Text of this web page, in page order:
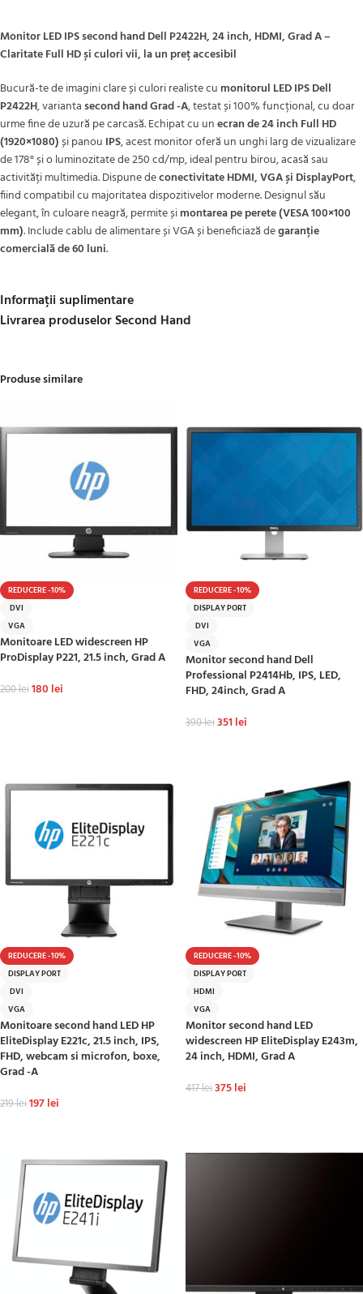
Monitor LED IPS second hand Dell P2422H, 24 inch, HDMI, Grad A –
Claritate Full HD și culori vii, la un preț accesibil
Bucură-te de imagini clare și culori realiste cu monitorul LED IPS Dell
P2422H, variantasecond hand Grad -A, testat și 100% funcțional, cu doar
urme fine de uzură pe carcasă. Echipat cu unecran de 24 inch Full HD
(1920×1080)și panou IPS, acest monitor oferă un unghi larg de vizualizare
de 178° și o luminozitate de 250 cd/mp, ideal pentru birou, acasă sau
activități multimedia. Dispune deconectivitate HDMI, VGA și DisplayPort,
fiind compatibil cu majoritatea dispozitivelor moderne. Designul său
elegant, în culoare neagră, permite șimontarea pe perete (VESA 100×100
mm). Include cablu de alimentare și VGA și beneficiază degaranție
comercială de 60 luni.
Informații suplimentare
Livrarea produselor Second Hand
Produse similare
REDUCERE -10%
DVI
VGA
Monitoare LED widescreen HP
ProDisplay P221, 21.5 inch, Grad A
200lei180 lei
REDUCERE -10%
DISPLAY PORT
DVI
VGA
Monitor second hand Dell
Professional P2414Hb, IPS, LED,
FHD, 24inch, Grad A
390lei351 lei
REDUCERE -10%
DISPLAY PORT
DVI
VGA
Monitoare second hand LED HP
EliteDisplay E221c, 21.5 inch, IPS,
FHD, webcam si microfon, boxe,
Grad -A
219lei197lei
REDUCERE -10%
DISPLAY PORT
HDMI
VGA
Monitor second hand LED
widescreen HP EliteDisplay E243m,
24 inch, HDMI, Grad A
417lei375lei